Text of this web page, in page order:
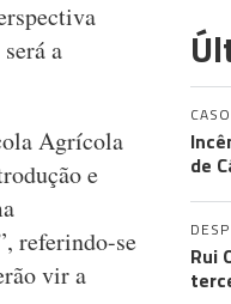
a
Agrícola
e
referindo-se
vir a
de
Rui